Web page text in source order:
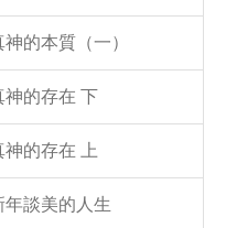
的本質（一）
神的存在 下
的存在 上
談美的人生